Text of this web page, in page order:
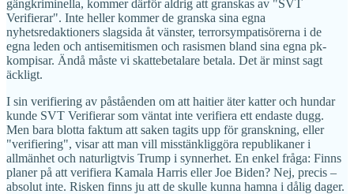
gängkriminella, kommer därför aldrig att granskas av "SVT
Verifierar". Inte heller kommer de granska sina egna
nyhetsredaktioners slagsida åt vänster, terrorsympatisörerna i de
egna leden och antisemitismen och rasismen bland sina egna pk-
kompisar. Ändå måste vi skattebetalare betala. Det är minst sagt
äckligt.
I sin verifiering av påståenden om att haitier äter katter och hundar
kunde SVT Verifierar som väntat inte verifiera ett endaste dugg.
Men bara blotta faktum att saken tagits upp för granskning, eller
"verifiering", visar att man vill misstänkliggöra republikaner i
allmänhet och naturligtvis Trump i synnerhet. En enkel fråga: Finns
planer på att verifiera Kamala Harris eller Joe Biden? Nej, precis –
absolut inte. Risken finns ju att de skulle kunna hamna i dålig dager.